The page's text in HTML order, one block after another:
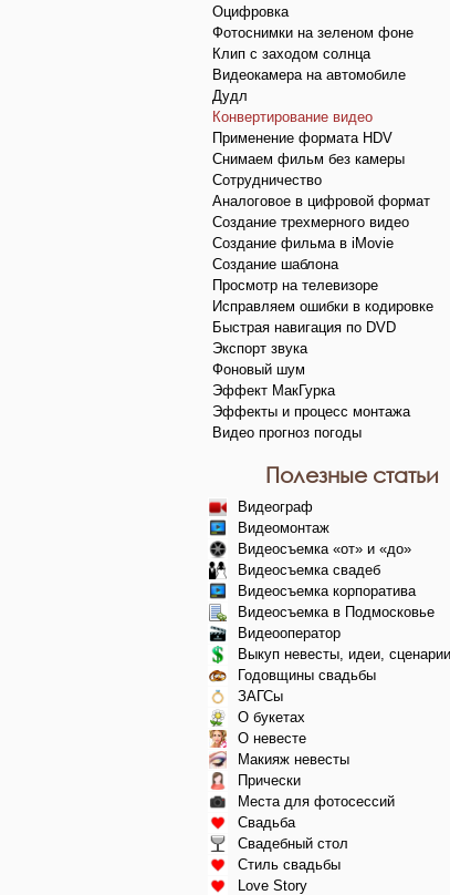
Оцифровка
Фотоснимки на зеленом фоне
Клип с заходом солнца
Видеокамера на автомобиле
Дудл
Конвертирование видео
Применение формата HDV
Снимаем фильм без камеры
Сотрудничество
Аналоговое в цифровой формат
Создание трехмерного видео
Создание фильма в iMovie
Создание шаблона
Просмотр на телевизоре
Исправляем ошибки в кодировке
Быстрая навигация по DVD
Экспорт звука
Фоновый шум
Эффект МакГурка
Эффекты и процесс монтажа
Видео прогноз погоды
Полезные статьи
Видеограф
Видеомонтаж
Видеосъемка «от» и «до»
Видеосъемка свадеб
Видеосъемка корпоратива
Видеосъемка в Подмосковье
Видеооператор
Выкуп невесты, идеи, сценарии
Годовщины свадьбы
ЗАГСы
О букетах
О невесте
Макияж невесты
Прически
Места для фотосессий
Свадьба
Свадебный стол
Стиль свадьбы
Love Story